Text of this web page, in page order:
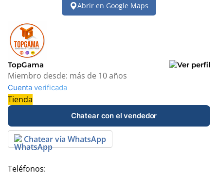
−
Abrir en Google Maps
TopGama
Miembro desde: más de 10 años
Cuenta verificada
Tienda
Chatear con el vendedor
Chatear vía WhatsApp
Teléfonos: